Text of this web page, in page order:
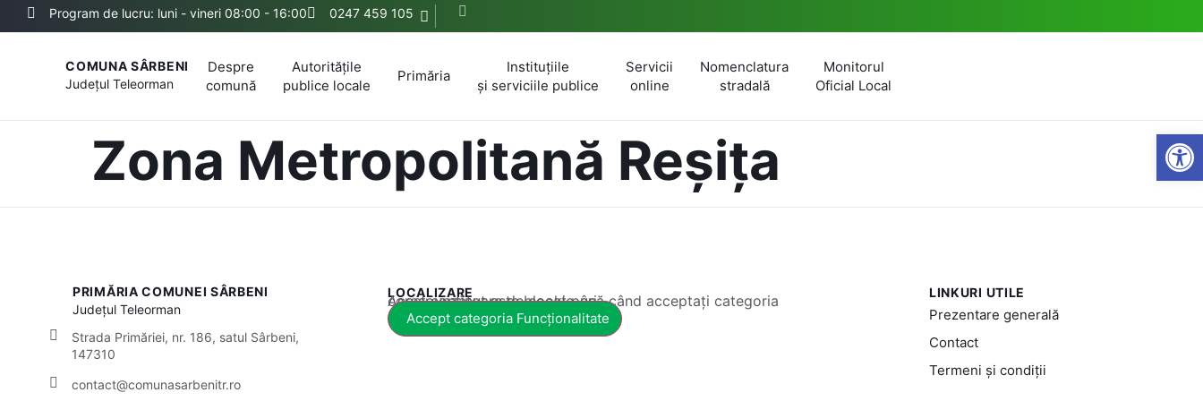
Program de lucru: luni - vineri 08:00 - 16:00 0247 459 105
COMUNA SÂRBENI
JudețulTeleorman
Despre
comună
Autoritățile
publice locale
Primăria
Instituțiile
și serviciile publice
Servicii
online
Nomenclatura
stradală
Monitorul
Oficial Local
Zona Metropolitană Reșița
PRIMĂRIA COMUNEI SÂRBENI
JudețulTeleorman
Strada Primăriei, nr. 186, satul Sârbeni,
147310
contact@comunasarbenitr.ro
LOCALIZARE
Acest conținut este blocat până când acceptați categoria corespunzătoare de cookie-uri.
Accept categoria Funcționalitate
LINKURI UTILE
Prezentare generală
Contact
Termeni și condiții